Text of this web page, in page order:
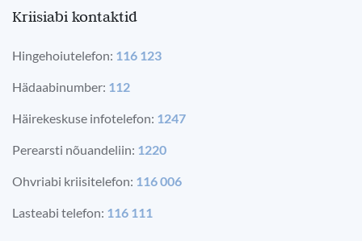
Kriisiabi kontaktid
Hingehoiutelefon: 116 123
Hädaabinumber: 112
Häirekeskuse infotelefon: 1247
Perearsti nõuandeliin: 1220
Ohvriabi kriisitelefon: 116 006
Lasteabi telefon: 116 111